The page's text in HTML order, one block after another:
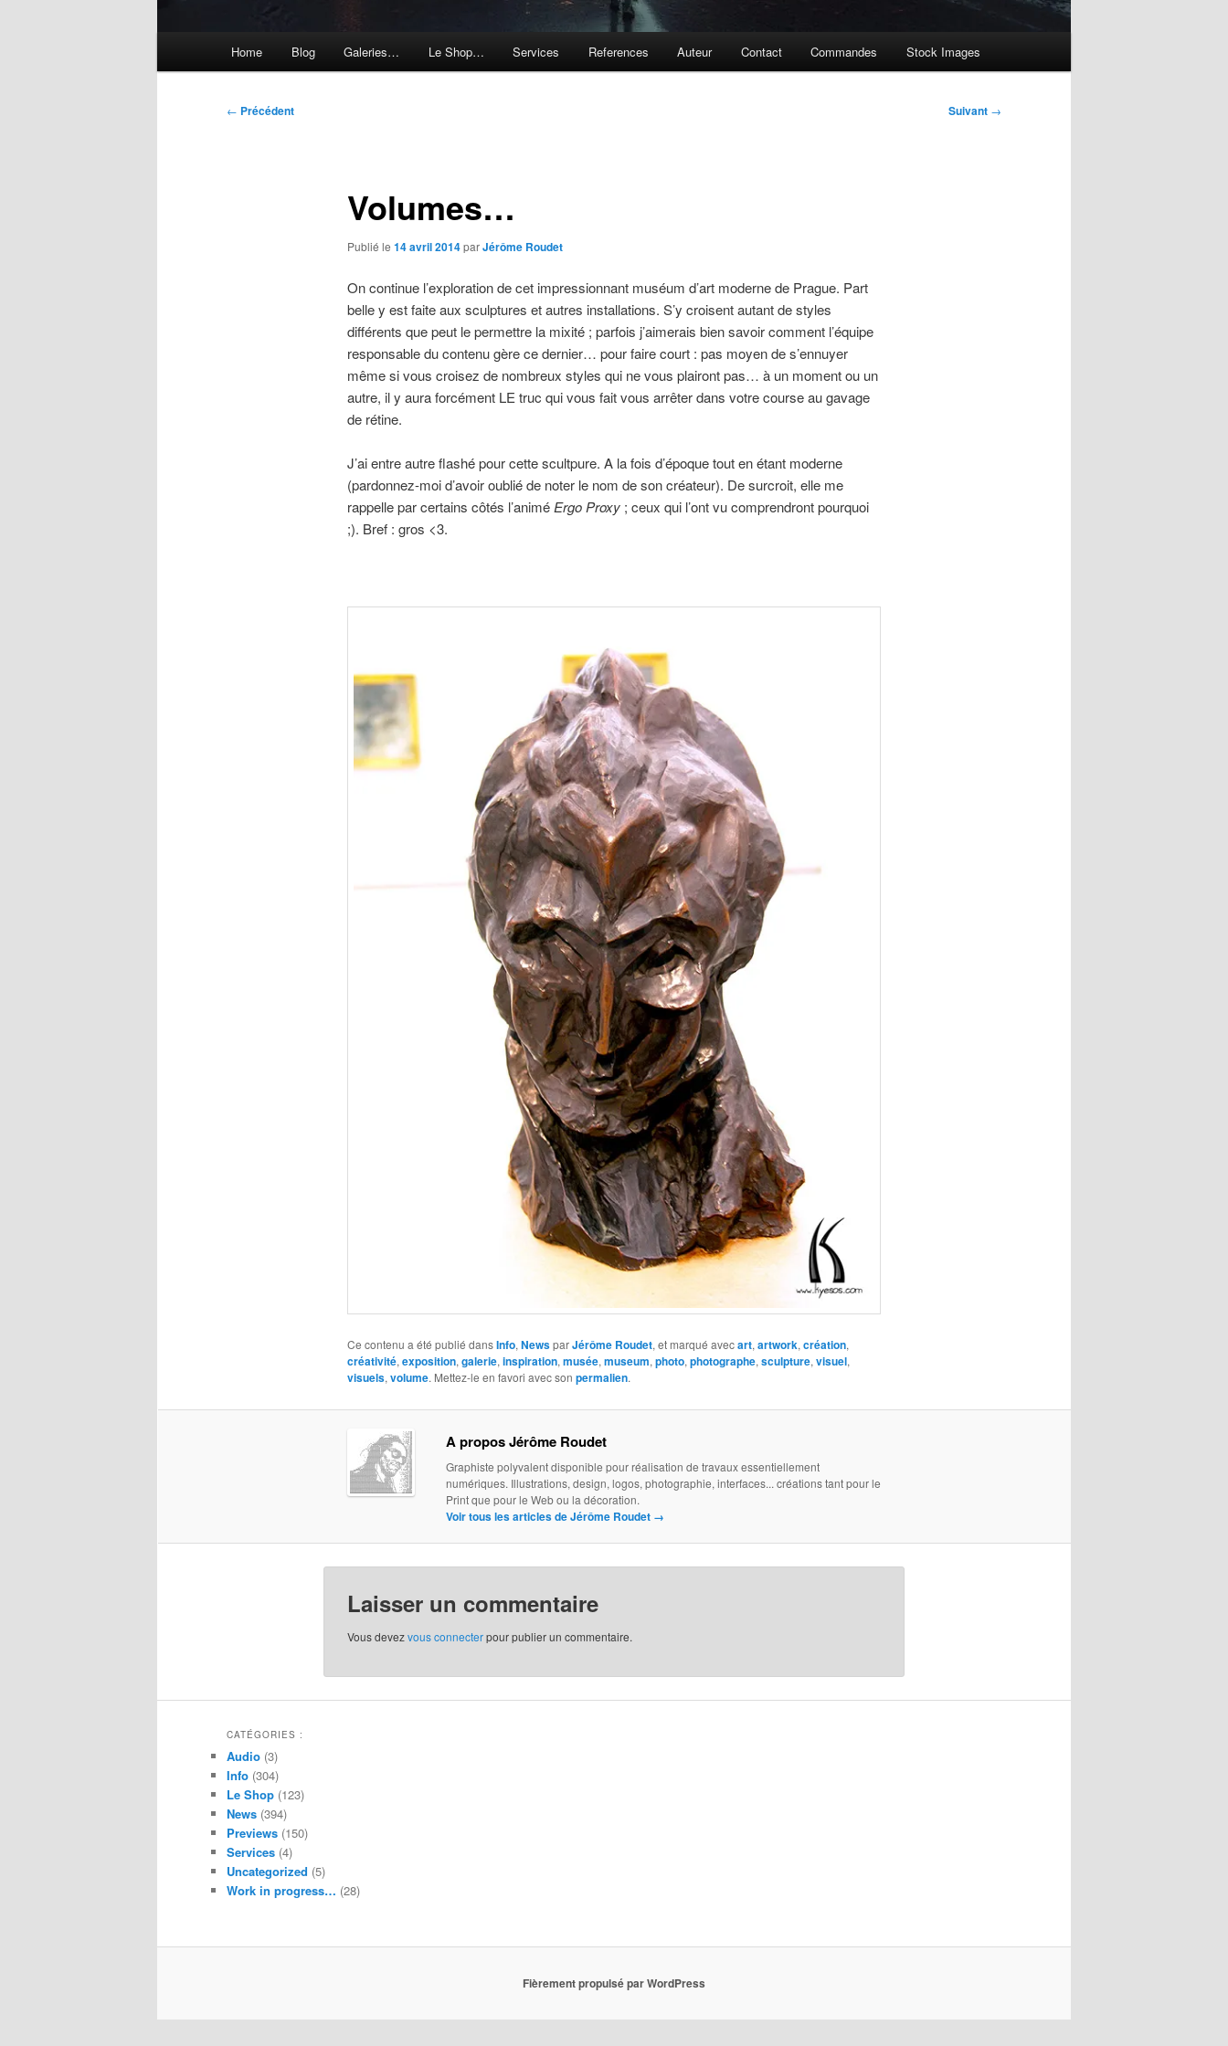
Home Blog Galeries… Le Shop… Services References Auteur Contact Commandes Stock Images
Navigation
← Précédent Suivant →
Volumes…
Publié le 14 avril 2014parJérôme Roudet
On continue l’exploration de cet impressionnant muséum d’art moderne de Prague. Part
belle y est faite aux sculptures et autres installations. S’y croisent autant de styles
différents que peut le permettre la mixité ; parfois j’aimerais bien savoir comment l’équipe
responsable du contenu gère ce dernier… pour faire court : pas moyen de s’ennuyer
même si vous croisez de nombreux styles qui ne vous plairont pas… à un moment ou un
autre, il y aura forcément LE truc qui vous fait vous arrêter dans votre course au gavage
de rétine.
J’ai entre autre flashé pour cette scultpure. A la fois d’époque tout en étant moderne
(pardonnez-moi d’avoir oublié de noter le nom de son créateur). De surcroit, elle me
rappelle par certains côtés l’animéErgo Proxy; ceux qui l’ont vu comprendront pourquoi
;). Bref : gros <3.
Ce contenu a été publié dansInfo, NewsparJérôme Roudet, et marqué avecart, artwork, création,
créativité, exposition, galerie, inspiration, musée, museum, photo, photographe, sculpture, visuel,
visuels, volume. Mettez-le en favori avec son permalien.
A propos Jérôme Roudet
Graphiste polyvalent disponible pour réalisation de travaux essentiellement
numériques. Illustrations, design, logos, photographie, interfaces... créations tant pour le
Print que pour le Web ou la décoration.
Voir tous les articles de Jérôme Roudet →
Laisser un commentaire
Vous devezvous connecterpour publier un commentaire.
CATÉGORIES :
Audio (3)
Info (304)
Le Shop (123)
News (394)
Previews (150)
Services (4)
Uncategorized (5)
Work in progress… (28)
Fièrement propulsé par WordPress